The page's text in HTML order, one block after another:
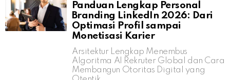
Panduan Lengkap Personal
Branding LinkedIn 2026: Dari
Optimasi Profil sampai
Monetisasi Karier
Arsitektur Lengkap Menembus
Algoritma AI Rekruter Global dan Cara
Membangun Otoritas Digital yang